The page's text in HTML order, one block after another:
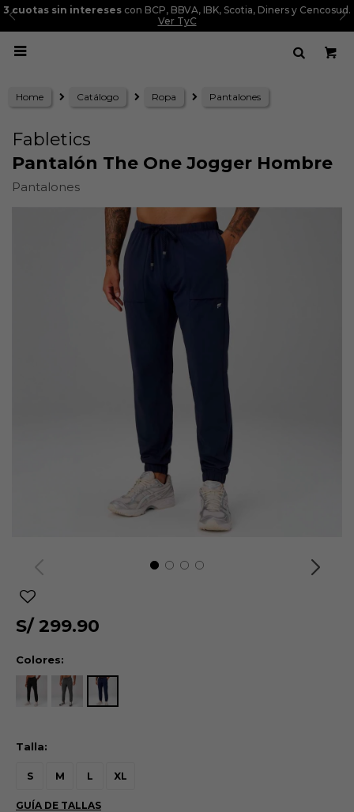
3 cuotas sin intereses con BCP, BBVA, IBK, Scotia, Diners y Cencosud.
Ver TyC

Home Catálogo Ropa Pantalones
Fabletics
Pantalón The One Jogger Hombre
Pantalones
S/ 299.90
Colores:
Talla:
S M L XL
GUÍA DE TALLAS